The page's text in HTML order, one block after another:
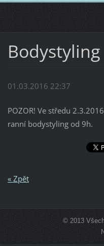
Bodystyling
01.03.2016 22:37
POZOR! Ve středu
ranní bodystyling od 9h.
« Zpět
© 2013